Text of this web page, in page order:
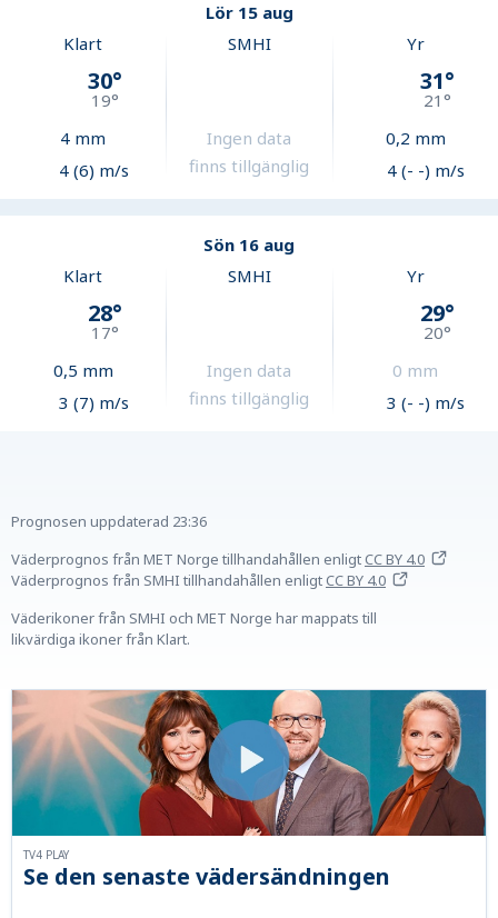
Lör 15 aug
Klart
30°
19°
4 mm
4 (6) m/s
SMHI
Ingen data
finns tillgänglig
Yr
31°
21°
0,2 mm
4 (- -) m/s
Sön 16 aug
Klart
28°
17°
0,5 mm
3 (7) m/s
SMHI
Ingen data
finns tillgänglig
Yr
29°
20°
0 mm
3 (- -) m/s
Prognosen uppdaterad 23:36
Väderprognos från MET Norge tillhandahållen enligtCC BY 4.0
Väderprognos från SMHI tillhandahållen enligtCC BY 4.0
Väderikoner från SMHI och MET Norge har mappats till
likvärdiga ikoner från Klart.
Se den senaste vädersändningen
TV4 PLAY